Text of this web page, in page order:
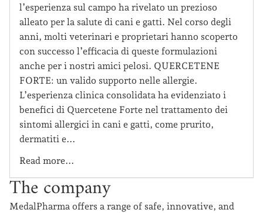
l’esperienza sul campo ha rivelato un prezioso
alleato per la salute di cani e gatti. Nel corso degli
anni, molti veterinari e proprietari hanno scoperto
con successo l’efficacia di queste formulazioni
anche per i nostri amici pelosi. QUERCETENE
FORTE: un valido supporto nelle allergie.
L’esperienza clinica consolidata ha evidenziato i
benefici di Quercetene Forte nel trattamento dei
sintomi allergici in cani e gatti, come prurito,
dermatiti e...
Read more...
The company
MedalPharma offers a range of safe, innovative, and